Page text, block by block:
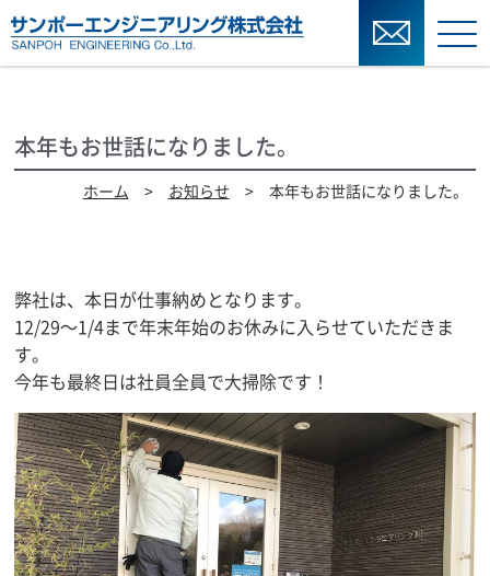
本年もお世話になりました。
ホーム > お知らせ > 本年もお世話になりました。
弊社は、本日が仕事納めとなります。
12/29～1/4まで年末年始のお休みに入らせていただきま
す。
今年も最終日は社員全員で大掃除です！